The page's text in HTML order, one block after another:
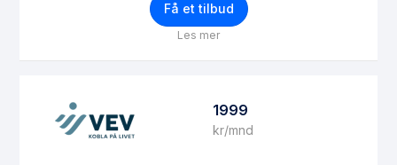
Få et tilbud
Les mer
1999
kr/mnd